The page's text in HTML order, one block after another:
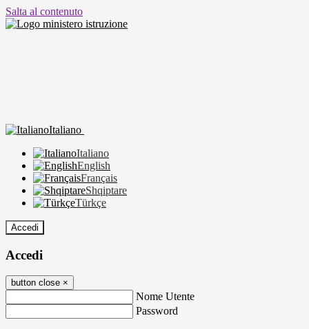
Salta al contenuto
Italiano
Italiano
English
Français
Shqiptare
Türkçe
Accedi
Accedi
button close ×
Nome Utente
Password